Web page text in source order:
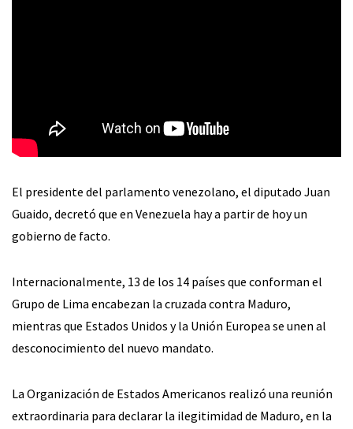
El presidente del parlamento venezolano, el diputado Juan
Guaido, decretó que en Venezuela hay a partir de hoy un
gobierno de facto.
Internacionalmente, 13 de los 14 países que conforman el
Grupo de Lima encabezan la cruzada contra Maduro,
mientras que Estados Unidos y la Unión Europea se unen al
desconocimiento del nuevo mandato.
La Organización de Estados Americanos realizó una reunión
extraordinaria para declarar la ilegitimidad de Maduro, en la